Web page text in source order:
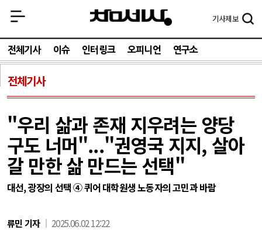
기사제보
전체기사 이슈 인터링크 오피니언 연구소
전체기사
"우리 삶과 존재 지우려는 양당
구도 너머"..."권영국 지지, 살아
갈 만한 삶 만드는 선택"
대선, 광장의 선택 ④ 퀴어 대학원생 노동자의 고민과 바람
류민 기자 2025.06.02 12:22